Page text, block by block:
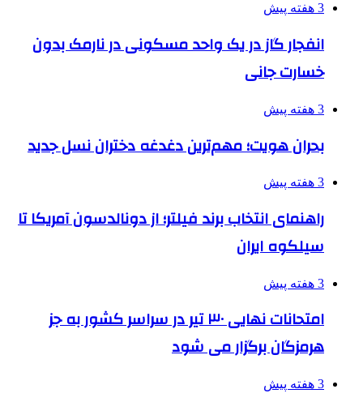
3 هفته پیش
انفجار گاز در یک واحد مسکونی در نارمک بدون
خسارت جانی
3 هفته پیش
بحران هویت؛ مهم‌ترین دغدغه دختران نسل جدید
3 هفته پیش
راهنمای انتخاب برند فیلتر؛ از دونالدسون آمریکا تا
سیلکوه ایران
3 هفته پیش
امتحانات نهایی ۳۰ تیر در سراسر کشور به جز
هرمزگان برگزار می شود
3 هفته پیش